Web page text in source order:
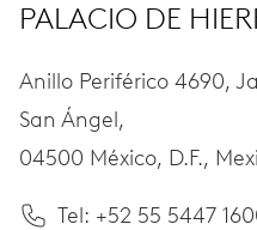
PALACIO DE
Anillo Periférico 4690,
San Ángel,
04500 México, D.F.,
Tel: +52 55 5447